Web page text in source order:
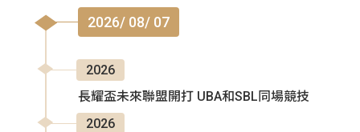
2026/ 08/ 07
2026
長耀盃未來聯盟開打 UBA和SBL同場競技
2026